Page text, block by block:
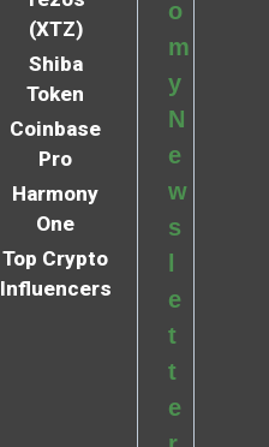
(XTZ)
Shiba
Token
Coinbase
Pro
Harmony
One
Top Crypto
Influencers
o
m
y
N
e
w
s
e
t
t
e